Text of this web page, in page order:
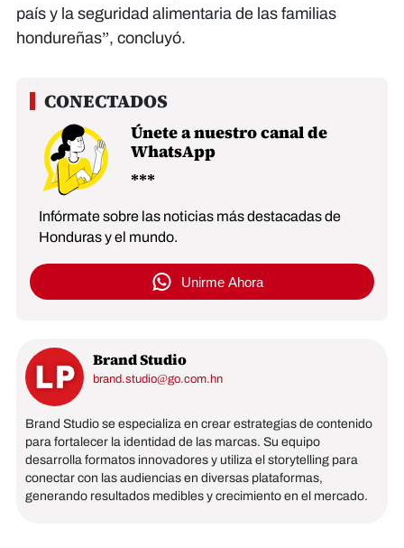
país y la seguridad alimentaria de las familias
hondureñas”, concluyó.
Únete a nuestro canal de
WhatsApp
Infórmate sobre las noticias más destacadas de
Honduras y el mundo.
Unirme Ahora
Brand Studio
brand.studio@go.com.hn
Brand Studio se especializa en crear estrategias de contenido
para fortalecer la identidad de las marcas. Su equipo
desarrolla formatos innovadores y utiliza el storytelling para
conectar con las audiencias en diversas plataformas,
generando resultados medibles y crecimiento en el mercado.